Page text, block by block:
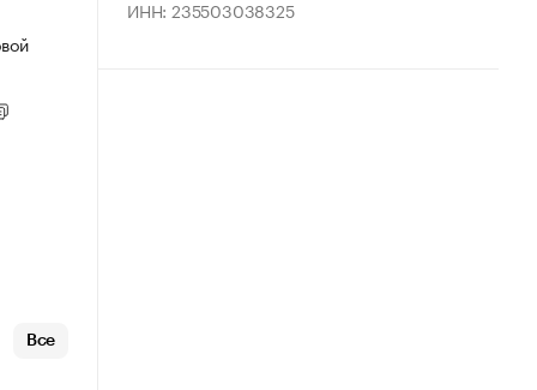
Все
ИНН: 235503038325